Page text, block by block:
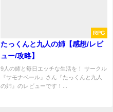
RPG
たっくんと九人の姉【感想/レビ
ュー/攻略】
9人の姉と毎日エッチな生活を！ サークル
『サモナベール』さん『たっくんと九人
の姉』のレビューです！...